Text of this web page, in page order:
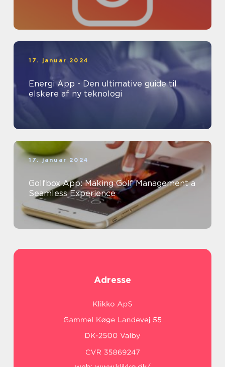
17. januar 2024
Energi App - Den ultimative guide til
elskere af ny teknologi
17. januar 2024
Golfbox App: Making Golf Management a
Seamless Experience
Adresse